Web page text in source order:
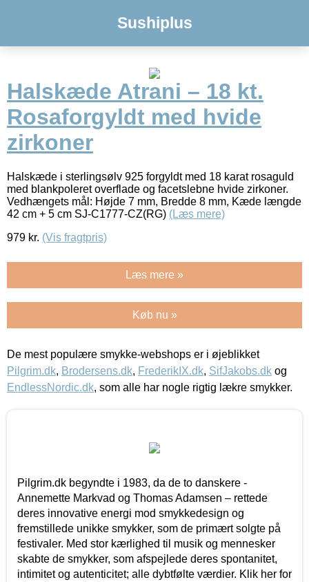
Sushiplus
Halskæde Atrani – 18 kt.
Rosaforgyldt med hvide
zirkoner
Halskæde i sterlingsølv 925 forgyldt med 18 karat rosaguld
med blankpoleret overflade og facetslebne hvide zirkoner.
Vedhængets mål: Højde 7 mm, Bredde 8 mm, Kæde længde
42 cm + 5 cm SJ-C1777-CZ(RG) (Læs mere)
979 kr. (Vis fragtpris)
Læs mere »
Køb nu »
De mest populære smykke-webshops er i øjeblikket
Pilgrim.dk, Brodersens.dk, FrederikIX.dk, SifJakobs.dk og
EndlessNordic.dk, som alle har nogle rigtig lækre smykker.
Pilgrim.dk begyndte i 1983, da de to danskere -
Annemette Markvad og Thomas Adamsen – rettede
deres innovative energi mod smykkedesign og
fremstillede unikke smykker, som de primært solgte på
festivaler. Med stor kærlighed til musik og mennesker
skabte de smykker, som afspejlede deres spontanitet,
intimitet og autenticitet; alle dybtfølte værdier. Klik her for